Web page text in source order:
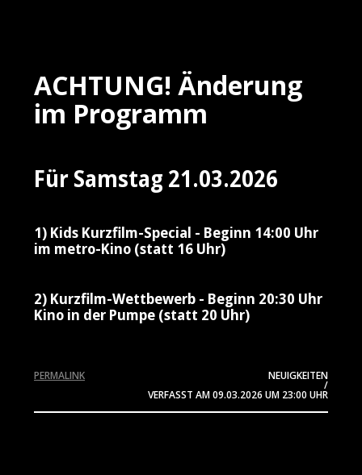
ACHTUNG! Änderung
im Programm
Für Samstag 21.03.2026
1) Kids Kurzfilm-Special - Beginn 14:00 Uhr
im metro-Kino (statt 16 Uhr)
2) Kurzfilm-Wettbewerb - Beginn 20:30 Uhr
Kino in der Pumpe (statt 20 Uhr)
NEUIGKEITEN
/
VERFASST AM09.03.2026 UM 23:00 UHR
PERMALINK